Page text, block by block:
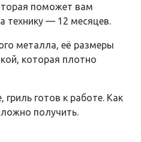
поможет вам
технику — 12 месяцев.
металла, её размеры
которая плотно
готов к работе. Как
получить.